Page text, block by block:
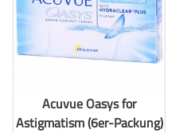
Acuvue Oasys for
Astigmatism (6er-Packung)